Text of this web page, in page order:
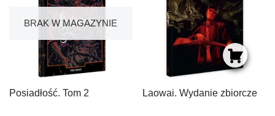
BRAK W MAGAZYNIE
Posiadłość. Tom 2 Laowai. Wydanie zbiorcze